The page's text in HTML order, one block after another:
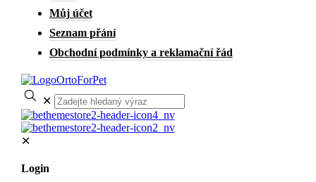
Můj účet
Seznam přání
Obchodní podmínky a reklamační řád
✕
✕
Login